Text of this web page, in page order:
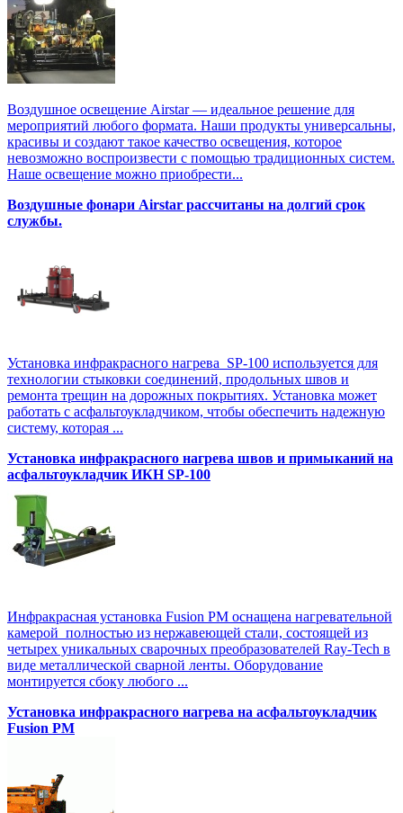
Воздушное освещение Airstar — идеальное решение для
мероприятий любого формата. Наши продукты универсальны,
красивы и создают такое качество освещения, которое
невозможно воспроизвести с помощью традиционных систем.
Наше освещение можно приобрести...
Воздушные фонари Airstar рассчитаны на долгий срок
службы.
Установка инфракрасного нагрева SP-100 используется для
технологии стыковки соединений, продольных швов и
ремонта трещин на дорожных покрытиях. Установка может
работать с асфальтоукладчиком, чтобы обеспечить надежную
систему, которая ...
Установка инфракрасного нагрева швов и примыканий на
асфальтоукладчик ИКН SP-100
Инфракрасная установка Fusion PM оснащена нагревательной
камерой полностью из нержавеющей стали, состоящей из
четырех уникальных сварочных преобразователей Ray-Tech в
виде металлической сварной ленты. Оборудование
монтируется сбоку любого ...
Установка инфракрасного нагрева на асфальтоукладчик
Fusion PM